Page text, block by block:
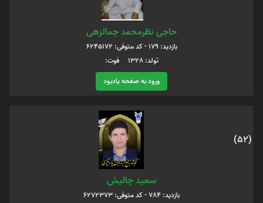
حاجی نظرمحمد جمالزهی
بازدید: 179 - کد متوفی: 6245172
تولد: 1328 فوت:
ورود به صفحه یادبود
(52)
سعید چالیش
بازدید: 784 - کد متوفی: 6272373